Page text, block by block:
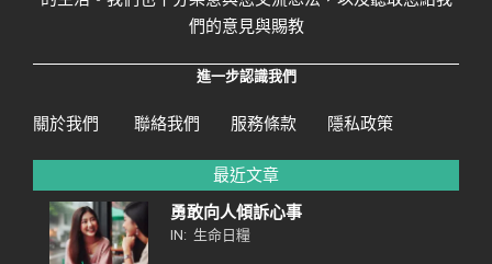
們的意見與賜教
進一步認識我們
關於我們 聯絡我們 服務條款 隱私政策
最近文章
勇敢向人傾訴心事
IN: 生命日糧